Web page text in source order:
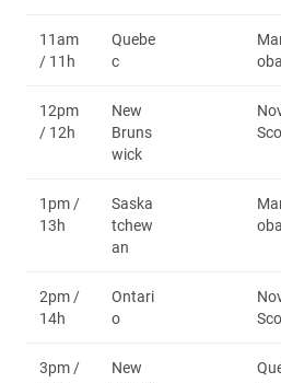
11am
/ 11h
Quebe
c
oba
12pm
/ 12h
New
Bruns
wick
1pm /
13h
Saska
tchew
an
oba
2pm /
14h
Ontari
o
3pm /
New